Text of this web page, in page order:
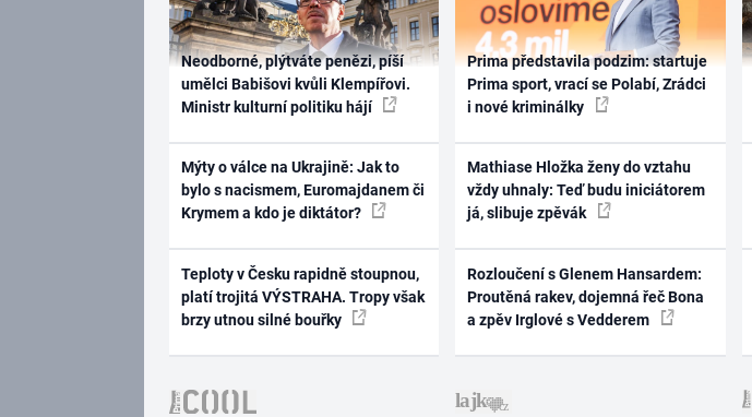
Neodborné, plýtváte penězi, píší
umělci Babišovi kvůli Klempířovi.
Ministr kulturní politiku hájí
Mýty o válce na Ukrajině: Jak to
bylo s nacismem, Euromajdanem či
Krymem a kdo je diktátor?
Teploty v Česku rapidně stoupnou,
platí trojitá VÝSTRAHA. Tropy však
brzy utnou silné bouřky
Prima představila podzim: startuje
Prima sport, vrací se Polabí, Zrádci
i nové kriminálky
Mathiase Hložka ženy do vztahu
vždy uhnaly: Teď budu iniciátorem
já, slibuje zpěvák
Rozloučení s Glenem Hansardem:
Proutěná rakev, dojemná řeč Bona
a zpěv Irglové s Vedderem